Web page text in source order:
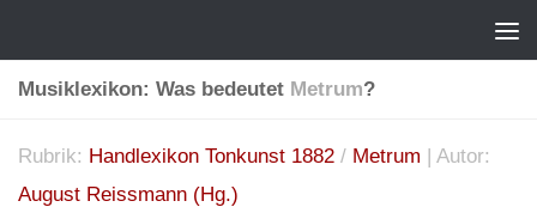
Musiklexikon: Was bedeutet Metrum?
Rubrik: Handlexikon Tonkunst 1882 / Metrum | Autor:
August Reissmann (Hg.)